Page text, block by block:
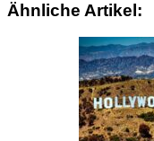
Ähnliche Artikel: